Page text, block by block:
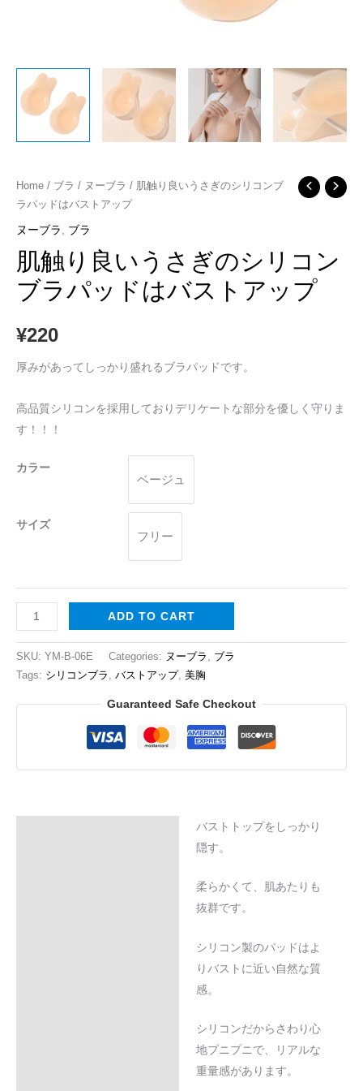
Home / ブラ / ヌーブラ / 肌触り良いうさぎのシリコンブ
ラパッドはバストアップ
ヌーブラ ブラ
肌触り良いうさぎのシリコン
ブラパッドはバストアップ
¥220
厚みがあってしっかり盛れるブラパッドです。
高品質シリコンを採用しておりデリケートな部分を優しく守りま
す！！！
カラー
ベージュ
サイズ
フリー
肌
触
り
良
い
ぎ
シ
コ
ン
ブ
ッ
バ
ト
ア
ッ
ADD TO CART
SKU: YM-B-06E Categories: ヌーブラ , ブラ
Tags: シリコンブラ , バストアップ, 美胸
Guaranteed Safe Checkout
バストトップをしっかり
隠す。
柔らかくて、肌あたりも
抜群です。
シリコン製のパッドはよ
りバストに近い自然な質
感。
シリコンだからさわり心
地プニプニで、リアルな
重量感があります。